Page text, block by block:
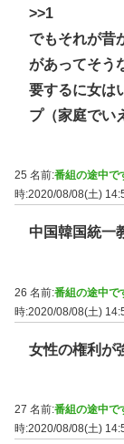
>>1
でもそれが昔
があってそう
要するに女は
プ（家庭でい
25 名前:番組の途中で
時:2020/08/08(土)
中国韓国統一
26 名前:番組の途中で
時:2020/08/08(土)
女性の権利が
27 名前:番組の途中で
時:2020/08/08(土)